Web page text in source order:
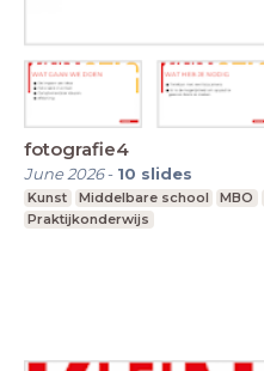
fotografie4
June 2026- 10 slides
Kunst Middelbare school MBO
Praktijkonderwijs